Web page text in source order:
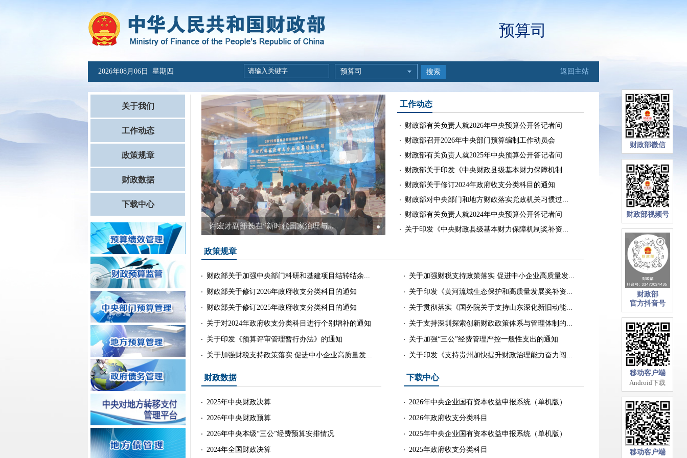
财政部微信
财政部视频号
财政部
官方抖音号
移动客户端
Android下载
移动客户端
预算司
2026年08月06日 星期四 预算司 搜索 返回主站
关于我们
工作动态
政策规章
财政数据
下载中心
许宏才副部长在“新时代国家治理与...
工作动态
财政部有关负责人就2026年中央预算公开答记者问
财政部召开2026年中央部门预算编制工作动员会
财政部有关负责人就2025年中央预算公开答记者问
财政部关于印发《中央财政县级基本财力保障机制...
财政部关于修订2024年政府收支分类科目的通知
财政部对中央部门和地方财政落实党政机关习惯过...
财政部有关负责人就2024年中央预算公开答记者问
关于印发《中央财政县级基本财力保障机制奖补资...
政策规章
财政部关于加强中央部门科研和基建项目结转结余...
财政部关于修订2026年政府收支分类科目的通知
财政部关于修订2025年政府收支分类科目的通知
关于对2024年政府收支分类科目进行个别增补的通知
关于印发《预算评审管理暂行办法》的通知
关于加强财税支持政策落实 促进中小企业高质量发...
关于加强财税支持政策落实 促进中小企业高质量发...
关于印发《黄河流域生态保护和高质量发展奖补资...
关于贯彻落实《国务院关于支持山东深化新旧动能...
关于支持深圳探索创新财政政策体系与管理体制的...
关于加强“三公”经费管理严控一般性支出的通知
关于印发《支持贵州加快提升财政治理能力奋力闯...
财政数据
2025年中央财政决算
2026年中央财政预算
2026年中央本级“三公”经费预算安排情况
2024年全国财政决算
下载中心
2026年中央企业国有资本收益申报系统（单机版）
2026年政府收支分类科目
2025年中央企业国有资本收益申报系统（单机版）
2025年政府收支分类科目